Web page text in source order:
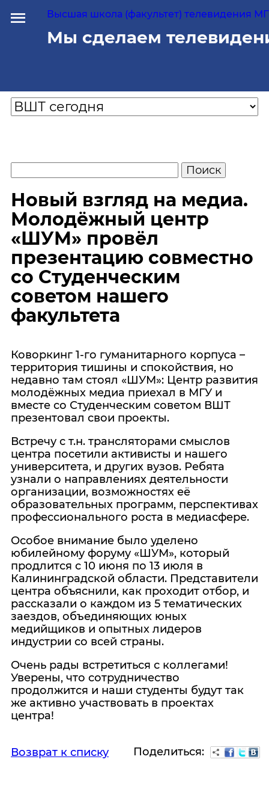
Высшая школа (факультет) телевидения
Мы сделаем
Новый взгляд на медиа.
Молодёжный центр
«ШУМ» провёл
презентацию совместно
со Студенческим
советом нашего
факультета
Коворкинг 1-го гуманитарного корпуса –
территория тишины и спокойствия, но
недавно там стоял «ШУМ»: Центр развития
молодёжных медиа приехал в МГУ и
вместе со Студенческим советом ВШТ
презентовал свои проекты.
Встречу с т.н. трансляторами смыслов
центра посетили активисты и нашего
университета, и других вузов. Ребята
узнали о направлениях деятельности
организации, возможностях её
образовательных программ, перспективах
профессионального роста в медиасфере.
Особое внимание было уделено
юбилейному форуму «ШУМ», который
продлится с 10 июня по 13 июля в
Калининградской области. Представители
центра объяснили, как проходит отбор, и
рассказали о каждом из 5 тематических
заездов, объединяющих юных
медийщиков и опытных лидеров
индустрии со всей страны.
Очень рады встретиться с коллегами!
Уверены, что сотрудничество
продолжится и наши студенты будут так
же активно участвовать в проектах
центра!
Возврат к списку Поделиться: